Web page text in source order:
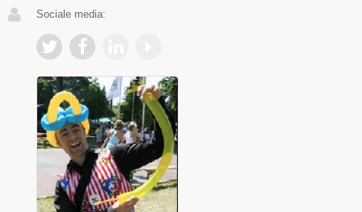
Sociale media: